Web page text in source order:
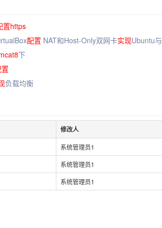
置https
配置 NAT和Host-Only双网卡实现Ubuntu与宿主机互相通信和外网
下
负载均衡
修改人
系统管理员1
系统管理员1
系统管理员1